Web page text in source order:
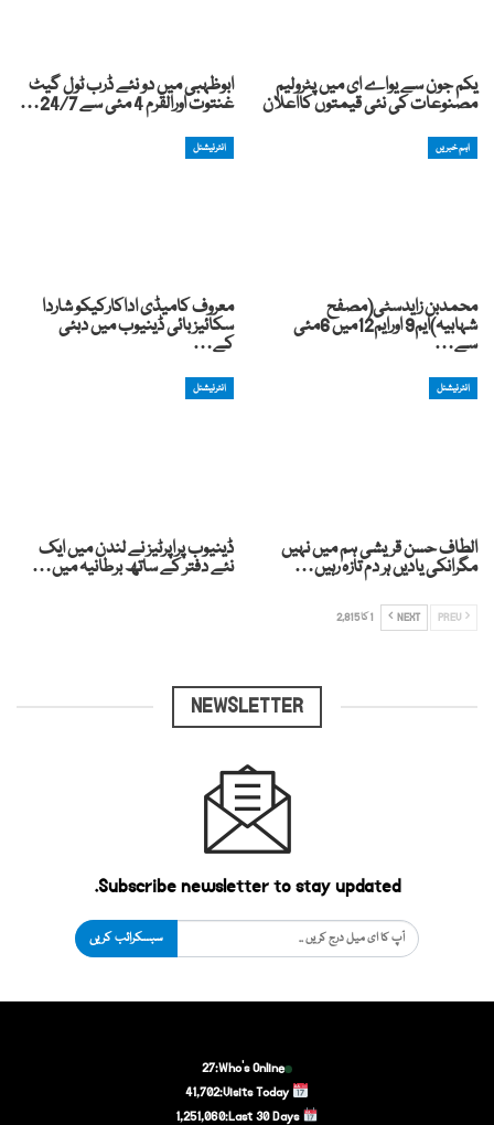
یکم جون سے یواے ای میں پٹرولیم
مصنوعات کی نئی قیمتوں کااعلان
ابوظہبی میں دو نئے ڈرب ٹول گیٹ
غنتوت اورالقرم 4 مئی سے 24/7…
اہم خبریں
محمدبن زایدسٹی(مصفح
شہابیہ)ایم9 اورایم12میں 6مئی
سے…
انٹرنیشنل
معروف کامیڈی اداکارکیکو شاردا
سکائیز بائی ڈینیوب میں دبئی
کے…
انٹرنیشنل
الطاف حسن قریشی ہم میں نہیں
مگرانکی یادیں ہر دم تازہ رہیں…
انٹرنیشنل
ڈینیوب پراپرٹیز نے لندن میں ایک
نئے دفتر کے ساتھ برطانیہ میں…
NEXT 1 کا 2,815
NEWSLETTER
Subscribe newsletter to stay updated.
سبسکرائب کریں
Who's Online:
27
Visits Today:
41,702
Last 30 Days:
1,251,060